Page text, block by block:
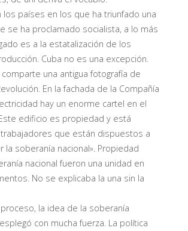
los países en los que ha triunfado una
se ha proclamado socialista, a lo más
es a la estatalización de los
Cuba no es una excepción.
una antigua fotografía de
En la fachada de la Compañía
hay un enorme cartel en el
edificio es propiedad y está
que están dispuestos a
la soberanía nacional». Propiedad
nacional fueron una unidad en
No se explicaba la una sin la
la idea de la soberanía
con mucha fuerza. La política